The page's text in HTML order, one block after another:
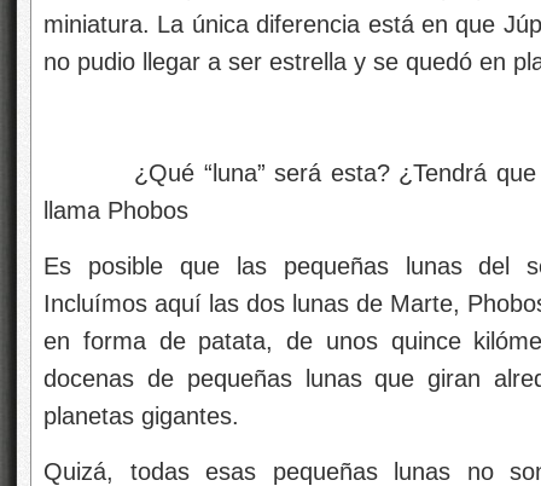
miniatura. La única diferencia está en que
no pudio llegar a ser estrella y se quedó en
¿Qué “luna” será esta? ¿Tendrá que
llama Phobos
Es posible que las pequeñas lunas del
Incluímos aquí las dos lunas de Marte,
en forma de patata, de unos quince
docenas de pequeñas lunas que giran
planetas gigantes.
Quizá, todas esas pequeñas lunas no